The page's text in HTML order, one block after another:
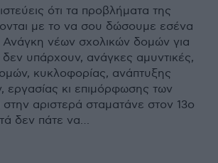
ότι τα προβλήματα της
με το να σου δώσουμε εσένα
Ανάγκη νέων σχολικών δομών για
υπάρχουν, ανάγκες αμυντικές,
κυκλοφορίας, ανάπτυξης
εργασίας κι επιμόρφωσης των
αριστερά σταματάνε στον 13ο
δεν πάτε να…